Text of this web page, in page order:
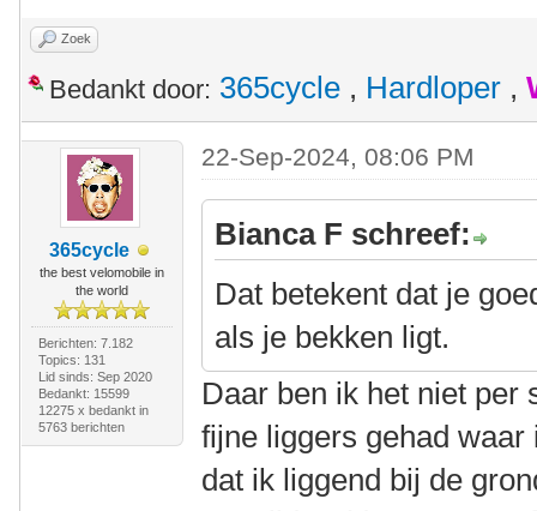
Zoek
Bedankt door: 365cycle , Hardloper ,
365cycle
the best velomobile in
the world
Berichten: 7.182
Topics: 131
Lid sinds: Sep 2020
Bedankt: 15599
12275 x bedankt in
5763 berichten
22-Sep-2024, 08:06 PM
Bianca F schreef:
Dat betekent dat je
als je bekken ligt.
Daar ben ik het niet per
fijne liggers gehad
dat ik liggend bij de